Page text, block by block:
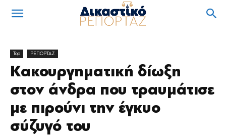
Top ΡΕΠΟΡΤΑΖ
Κακουργηματική δίωξη
στον άνδρα που τραυμάτισε
με πιρούνι την έγκυο
σύζυγό του